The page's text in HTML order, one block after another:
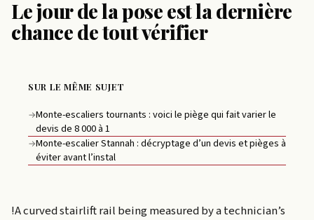
Le jour de la pose est la dernière
chance de tout vérifier
SUR LE MÊME SUJET
→Monte-escaliers tournants : voici le piège qui fait varier le
devis de 8 000 à 1
→Monte-escalier Stannah : décryptage d’un devis et pièges à
éviter avant l’instal
!A curved stairlift rail being measured by a technician’s